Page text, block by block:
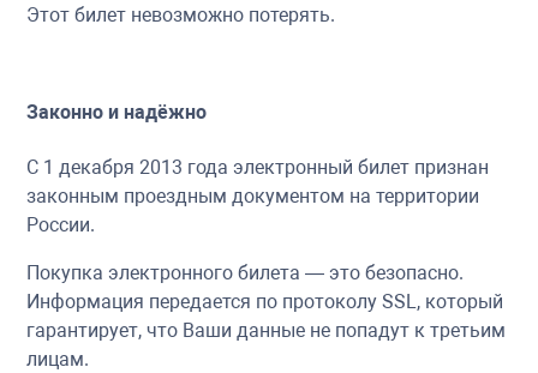
Этот билет невозможно потерять.
Законно и надёжно
С 1 декабря 2013 года электронный билет признан
законным проездным документом на территории
России.
Покупка электронного билета — это безопасно.
Информация передается по протоколу SSL, который
гарантирует, что Ваши данные не попадут к третьим
лицам.